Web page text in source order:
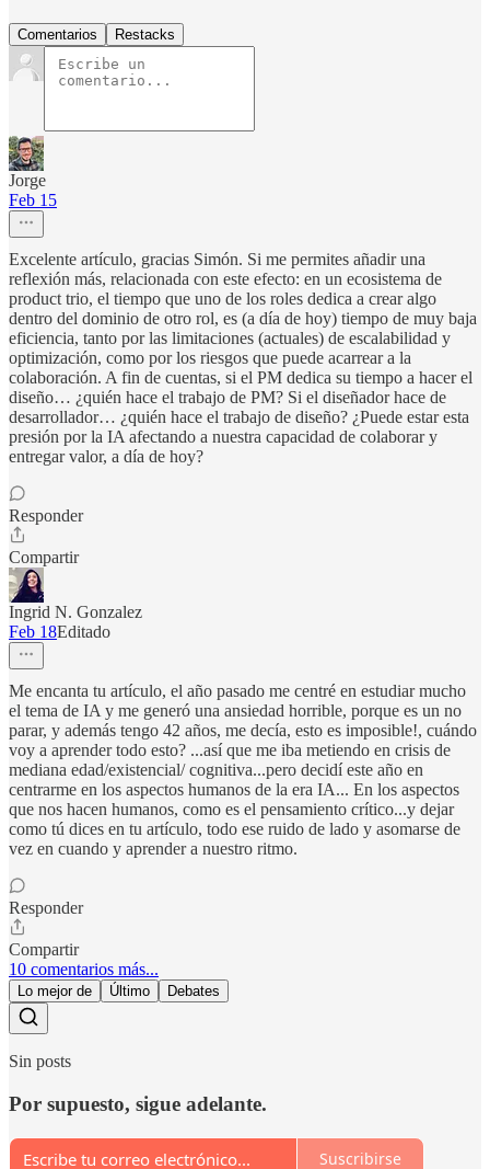
Comentarios Restacks
Jorge
Feb 15
Excelente artículo, gracias Simón. Si me permites añadir una
reflexión más, relacionada con este efecto: en un ecosistema de
product trio, el tiempo que uno de los roles dedica a crear algo
dentro del dominio de otro rol, es (a día de hoy) tiempo de muy baja
eficiencia, tanto por las limitaciones (actuales) de escalabilidad y
optimización, como por los riesgos que puede acarrear a la
colaboración. A fin de cuentas, si el PM dedica su tiempo a hacer el
diseño… ¿quién hace el trabajo de PM? Si el diseñador hace de
desarrollador… ¿quién hace el trabajo de diseño? ¿Puede estar esta
presión por la IA afectando a nuestra capacidad de colaborar y
entregar valor, a día de hoy?
Responder
Compartir
Ingrid N. Gonzalez
Feb 18Editado
Me encanta tu artículo, el año pasado me centré en estudiar mucho
el tema de IA y me generó una ansiedad horrible, porque es un no
parar, y además tengo 42 años, me decía, esto es imposible!, cuándo
voy a aprender todo esto? ...así que me iba metiendo en crisis de
mediana edad/existencial/ cognitiva...pero decidí este año en
centrarme en los aspectos humanos de la era IA... En los aspectos
que nos hacen humanos, como es el pensamiento crítico...y dejar
como tú dices en tu artículo, todo ese ruido de lado y asomarse de
vez en cuando y aprender a nuestro ritmo.
Responder
Compartir
10 comentarios más...
Lo mejor de Último Debates
Sin posts
Por supuesto, sigue adelante.
Suscribirse